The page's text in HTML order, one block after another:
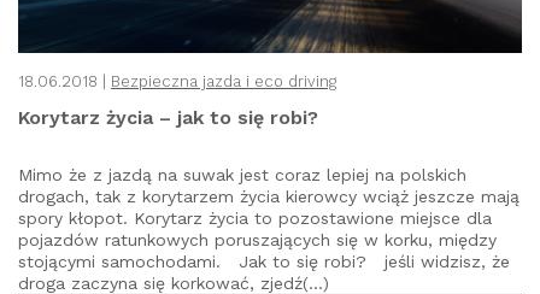
18.06.2018 | Bezpieczna jazda i eco driving
Korytarz życia – jak to się robi?
Mimo że z jazdą na suwak jest coraz lepiej na polskich
drogach, tak z korytarzem życia kierowcy wciąż jeszcze mają
spory kłopot. Korytarz życia to pozostawione miejsce dla
pojazdów ratunkowych poruszających się w korku, między
stojącymi samochodami. Jak to się robi? jeśli widzisz, że
droga zaczyna się korkować, zjedź(...)